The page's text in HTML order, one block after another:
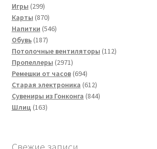
Игры 299299
товаров
Карты 870870
товаров
Напитки 546546
Обувь 187187
товаров
Потолочные вентиляторы 112112
Пропеллеры 29712971
товар
Ремешки от часов 694694
товара
Старая электроника 612612
товаров
Сувениры из Гонконга 844844
Шлиц 163163